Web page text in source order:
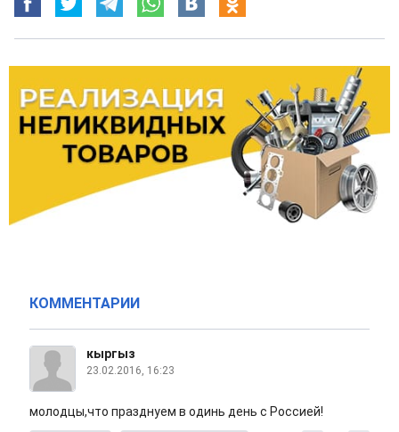
КОММЕНТАРИИ
кыргыз
23.02.2016, 16:23
молодцы,что празднуем в одинь день с Россией!